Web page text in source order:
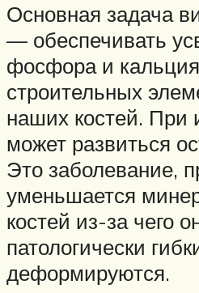
Основная задача
— обеспечивать
фосфора и
строительных
наших костей. При
может развиться
Это заболевание,
уменьшается
костей из-за чего
патологически
деформируются.